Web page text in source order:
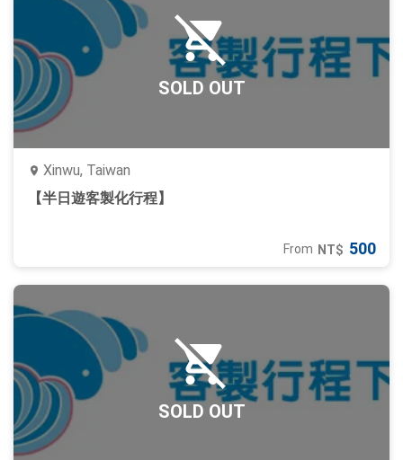
SOLD OUT
Xinwu, Taiwan
【半日遊客製化行程】
From NT$ 500
SOLD OUT